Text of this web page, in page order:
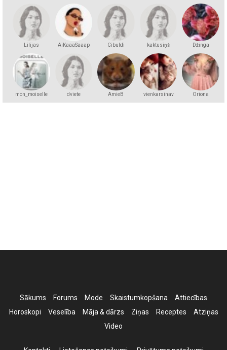
Lilijas AiKaaaSaaap Cibuldi kaktusiņš Džinga
mon_moiselle dviete AmieB vienkarsinav Oriona
Sākums Forums Mode Skaistumkopšana
Attiecības
Horoskopi
Veselība Māja & dārzs Ziņas Receptes
Atziņas
Video